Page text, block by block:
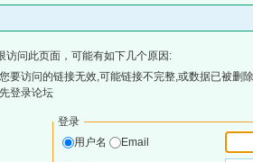
访问此页面，可能有如下几个原因:
要访问的链接无效,可能链接不完整,或数据已被删
登录论坛
登录
用户名
Email